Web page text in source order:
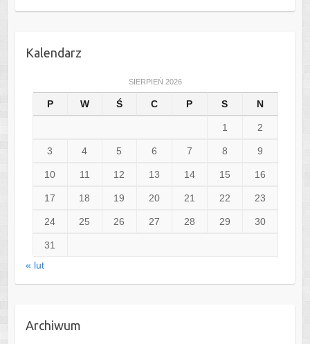
Kalendarz
SIERPIEŃ 2026
P W Ś C P S N
1 2
3 4 5 6 7 8 9
10 11 12 13 14 15 16
17 18 19 20 21 22 23
24 25 26 27 28 29 30
31
« lut
Archiwum